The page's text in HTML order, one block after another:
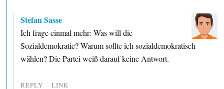
Stefan Sasse
Ich frage einmal mehr: Was will die
Sozialdemokratie? Warum sollte ich sozialdemokratisch
wählen? Die Partei weiß darauf keine Antwort.
REPLY LINK